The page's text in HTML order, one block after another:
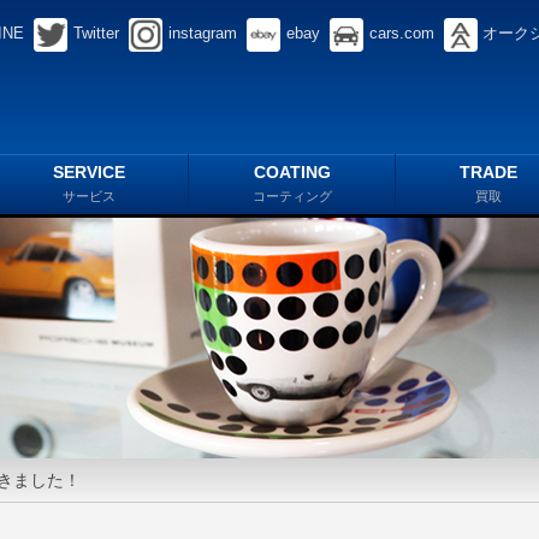
Twitter instagram ebay cars.com オーク
SERVICE
サービス
COATING
コーティング
TRADE
買取
ました！